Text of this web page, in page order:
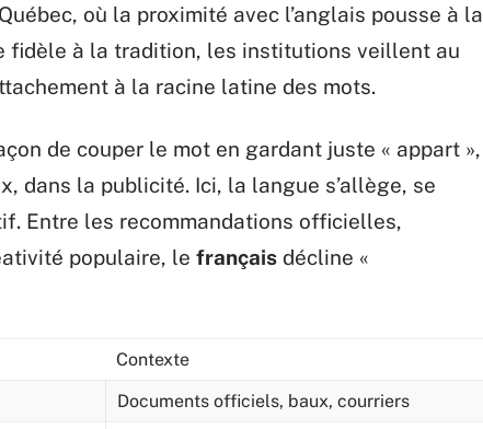
où la proximité avec l’anglais pousse à la
fidèle à la tradition, les institutions veillent au
à la racine latine des mots.
de couper le mot en gardant juste « appart »,
dans la publicité. Ici, la langue s’allège, se
Entre les recommandations officielles,
populaire, le français décline «
Contexte
Documents officiels, baux, courriers